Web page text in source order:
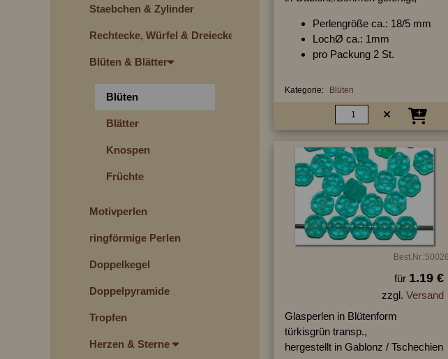
Staebchen & Zylinder
Rechtecke, Würfel & Dreiecke
Blüten & Blätter
Blüten
Blätter
Knospen
Früchte
Motivperlen
ringförmige Perlen
Doppelkegel
Doppelpyramide
Tropfen
Herzen & Sterne
Perlengröße ca.: 18/5 mm
LochØ ca.: 1mm
pro Packung 2 St.
Kategorie: Blüten
Best.Nr.:50026
für 1.19 €
zzgl. Versand
Glasperlen in Blütenform
türkisgrün transp.,
hergestellt in Gablonz / Tschechien